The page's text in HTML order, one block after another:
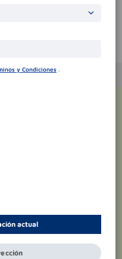
y Condiciones .
actual